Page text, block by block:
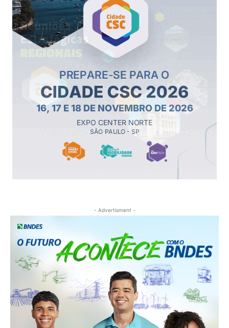
- Advertisment -